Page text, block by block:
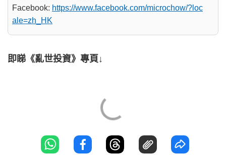
Facebook: https://www.facebook.com/microchow/?loc
ale=zh_HK
即睇《亂世投資》專頁↓